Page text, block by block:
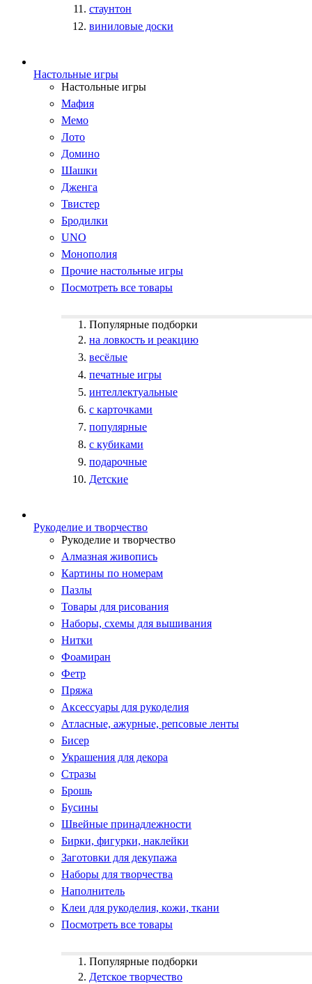
стаунтон
виниловые доски
Настольные игры
Настольные игры
Мафия
Мемо
Лото
Домино
Шашки
Дженга
Твистер
Бродилки
UNO
Монополия
Прочие настольные игры
Посмотреть все товары
Популярные подборки
на ловкость и реакцию
весёлые
печатные игры
интеллектуальные
с карточками
популярные
с кубиками
подарочные
Детские
Рукоделие и творчество
Рукоделие и творчество
Алмазная живопись
Картины по номерам
Пазлы
Товары для рисования
Наборы, схемы для вышивания
Нитки
Фоамиран
Фетр
Пряжа
Аксессуары для рукоделия
Атласные, ажурные, репсовые ленты
Бисер
Украшения для декора
Стразы
Брошь
Бусины
Швейные принадлежности
Бирки, фигурки, наклейки
Заготовки для декупажа
Наборы для творчества
Наполнитель
Клеи для рукоделия, кожи, ткани
Посмотреть все товары
Популярные подборки
Детское творчество